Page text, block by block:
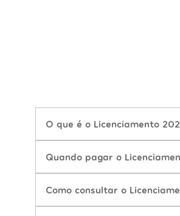
O que é o Licenciamento
Quando pagar o
Como consultar o